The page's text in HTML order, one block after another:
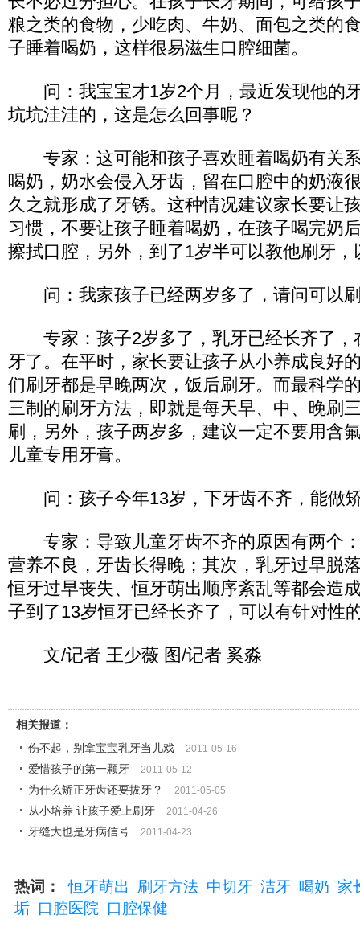
粮之类的食物，少吃肉、牛奶、面包之类的
子睡着喝奶，这样很易滋生口腔细菌。
问：我宝宝才1岁2个月，最近发现他的
坑坑洼洼的，这是怎么回事呢？
专家：这可能和孩子喜欢睡着喝奶有关
喝奶，奶水会侵入牙齿，留在口腔中的奶液
久之就形成了牙锈。这种情况建议家长要让
习惯，不要让孩子睡着喝奶，在孩子喝完奶
擦拭口腔，另外，到了1岁半可以教他刷牙
问：我家孩子已经两岁多了，请问可以
专家：孩子2岁多了，乳牙已经长齐了，
牙了。在平时，家长要让孩子从小养成良好
们刷牙都是早晚两次，饭后刷牙。而最科学
三制的刷牙方法，即就是每天早、中、晚刷
刷，另外，孩子两岁多，建议一定不要用含
儿童专用牙膏。
问：孩子今年13岁，下牙齿不齐，能做
专家：导致儿童牙齿不齐的原因有两个
营养不良，牙齿长得晚；其次，乳牙过早脱
恒牙过早丧失、恒牙萌出顺序紊乱等都会造
子到了13岁恒牙已经长齐了，可以有针对性
文/记者 王少薇 图/记者 奚淼
相关报道：
伤不起，别拿宝宝乳牙当儿戏
2011-05-16
爱惜孩子的第一颗牙 2011-05-12
为什么矫正牙齿还要拔牙？ 2011-05-05
从小培养 让孩子爱上刷牙 2011-04-26
牙缝大也是牙病信号 2011-04-23
热词： 恒牙萌出 刷牙方法 中切牙 洁牙 喝奶 家
垢 口腔医院 口腔保健